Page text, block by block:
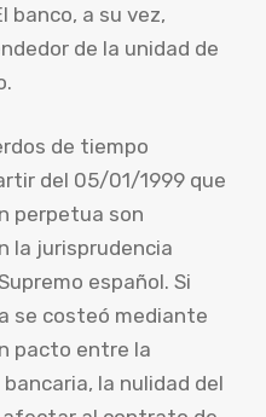
banco, a su vez,
de la unidad de
de tiempo
del 05/01/1999 que
perpetua son
la jurisprudencia
español. Si
se costeó mediante
pacto entre la
la nulidad del